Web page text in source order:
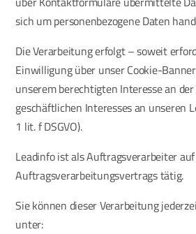
sich um personenbezogene Daten
Die Verarbeitung erfolgt – soweit
Einwilligung über unser Cookie-
unserem berechtigten Interesse an
geschäftlichen Interesses an unseren
1 lit. f DSGVO).
Leadinfo ist als Auftragsverarbeiter
Auftragsverarbeitungsvertrags tätig.
Sie können dieser Verarbeitung
unter: